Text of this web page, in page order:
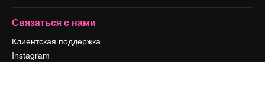
Связаться с нами
Клиентская поддержка
Instagram